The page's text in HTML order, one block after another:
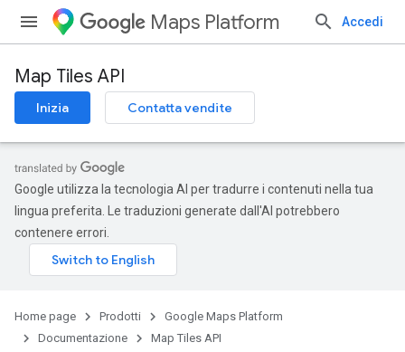
Maps Platform Accedi
Map Tiles API
Inizia Contatta vendite
Google utilizza la tecnologia AI per tradurre i contenuti nella tua
lingua preferita. Le traduzioni generate dall'AI potrebbero
contenere errori.
Home page Prodotti
Google Maps Platform
Documentazione
Map Tiles API